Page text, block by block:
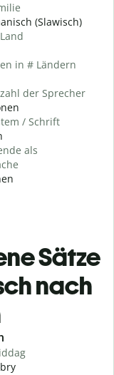
(Slawisch)
in # Ländern
der Sprecher
/ Schrift
als
Sätze
nach